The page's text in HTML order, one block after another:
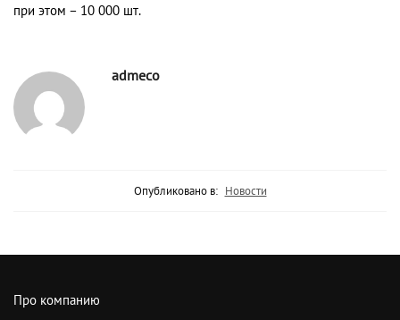
при этом – 10 000 шт.
admeco
Опубликовано в: Новости
Про компанию